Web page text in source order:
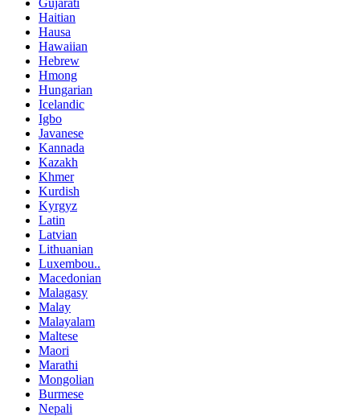
Gujarati
Haitian
Hausa
Hawaiian
Hebrew
Hmong
Hungarian
Icelandic
Igbo
Javanese
Kannada
Kazakh
Khmer
Kurdish
Kyrgyz
Latin
Latvian
Lithuanian
Luxembou..
Macedonian
Malagasy
Malay
Malayalam
Maltese
Maori
Marathi
Mongolian
Burmese
Nepali